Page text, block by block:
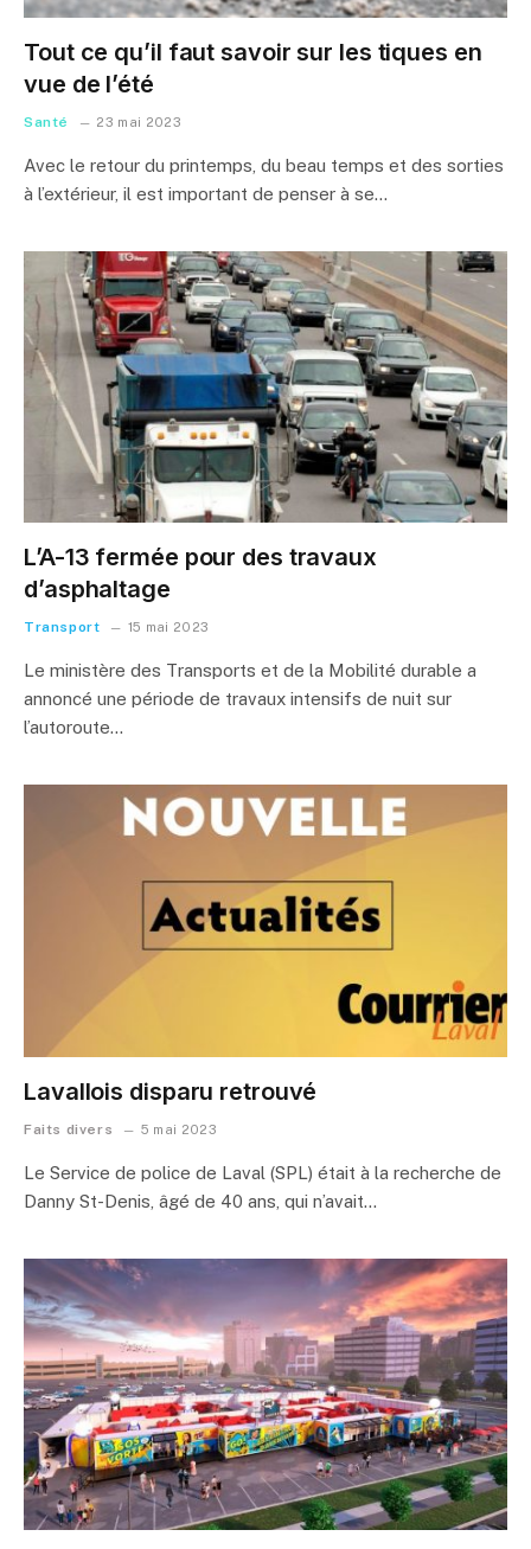
Tout ce qu’il faut savoir sur les tiques en
vue de l’été
Santé 23 mai 2023
Avec le retour du printemps, du beau temps et des sorties
à l’extérieur, il est important de penser à se…
L’A-13 fermée pour des travaux
d’asphaltage
Transport 15 mai 2023
Le ministère des Transports et de la Mobilité durable a
annoncé une période de travaux intensifs de nuit sur
l’autoroute…
Lavallois disparu retrouvé
Faits divers 5 mai 2023
Le Service de police de Laval (SPL) était à la recherche de
Danny St-Denis, âgé de 40 ans, qui n’avait…